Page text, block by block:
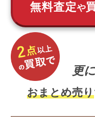
無料査定や
更
おまとめ売り